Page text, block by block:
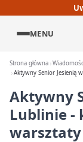
MENU
Strona główna
Aktywny Senior Jesienią
Aktywny
Lublinie -